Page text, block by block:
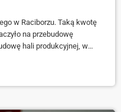
w Raciborzu. Taką kwotę
na przebudowę
hali produkcyjnej, w
Budujemy lepszy